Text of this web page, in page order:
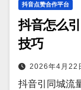
抖音点赞合作平台
抖音怎么
技巧
2026年4月22
抖音引同城流